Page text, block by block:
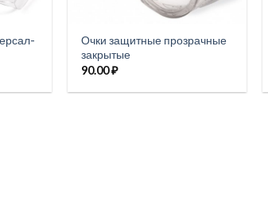
Очки защитные прозрачные
закрытые
90.00₽